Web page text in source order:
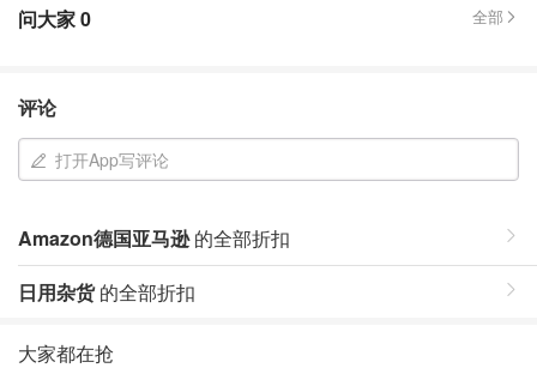
问大家0 全部
评论
打开App写评论
Amazon德国亚马逊的全部折扣
日用杂货的全部折扣
大家都在抢